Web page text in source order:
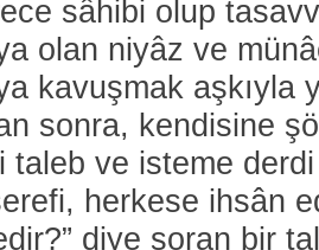
sâhibi olup
olan niyâz ve
kavuşmak aşkıyla
sonra, kendisine
taleb ve isteme
herkese ihsân
diye soran bir